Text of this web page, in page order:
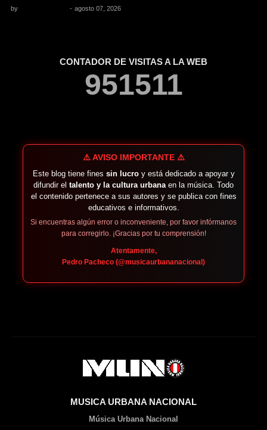
by - agosto 07, 2026
CONTADOR DE VISITAS A LA WEB
951511
⚠️ AVISO IMPORTANTE ⚠️
Este blog tiene fines sin lucroy está dedicado a apoyar y
difundir el talento y la cultura urbanaen la música. Todo
el contenido pertenece a sus autores y se publica con fines
educativos e informativos.
Si encuentras algún error o inconveniente, por favor infórmanos
para corregirlo. ¡Gracias por tu comprensión!
Atentamente,
Pedro Pacheco (@musicaurbananacional)
MUSICA URBANA NACIONAL
Música Urbana Nacional